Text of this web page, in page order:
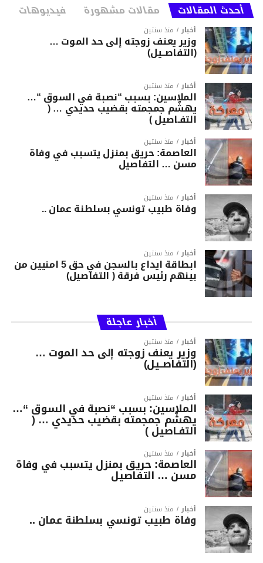
أحدث المقالات مقالات مشهورة فيديوهات
أخبار منذ سنتين
وزير يعنف زوجته إلى حد الموت …
(التفاصــيل)
أخبار منذ سنتين
الملاسين: بسبب “نصبة في السوق “…
يهشّم جمجمته بقضيب حديدي … (
التفـاصيل )
أخبار منذ سنتين
العاصمة: حريق بمنزل يتسبب في وفاة
مسن … التفاصيل
أخبار منذ سنتين
وفاة طبيب تونسي بسلطنة عمان ..
أخبار منذ سنتين
ابطاقة ايداع بالسجن في حق 5 امنيين من
بينهم رئيس فرقة ( التفاصيل)
أخبار عاجلة
أخبار منذ سنتين
وزير يعنف زوجته إلى حد الموت …
(التفاصــيل)
أخبار منذ سنتين
الملاسين: بسبب “نصبة في السوق “…
يهشّم جمجمته بقضيب حديدي … (
التفـاصيل )
أخبار منذ سنتين
العاصمة: حريق بمنزل يتسبب في وفاة
مسن … التفاصيل
أخبار منذ سنتين
وفاة طبيب تونسي بسلطنة عمان ..